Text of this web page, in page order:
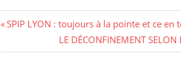
Navigation
de
Previous
SPIP LYON : toujours à la pointe et ce en
Next
Post:
LE DÉCONFINEMENT SELON